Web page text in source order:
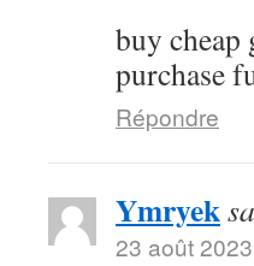
buy cheap
purchase
Répondre
Ymryek
23 août